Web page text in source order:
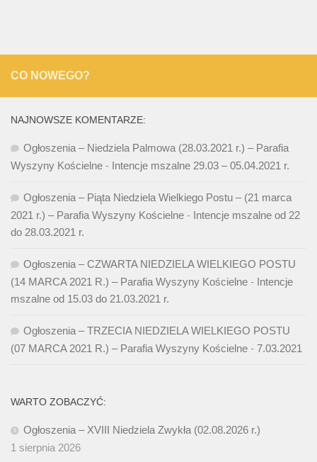
CO NOWEGO?
NAJNOWSZE KOMENTARZE:
Ogłoszenia – Niedziela Palmowa (28.03.2021 r.) – Parafia
Wyszyny Kościelne - Intencje mszalne 29.03 – 05.04.2021 r.
Ogłoszenia – Piąta Niedziela Wielkiego Postu – (21 marca
2021 r.) – Parafia Wyszyny Kościelne - Intencje mszalne od 22
do 28.03.2021 r.
Ogłoszenia – CZWARTA NIEDZIELA WIELKIEGO POSTU
(14 MARCA 2021 R.) – Parafia Wyszyny Kościelne - Intencje
mszalne od 15.03 do 21.03.2021 r.
Ogłoszenia – TRZECIA NIEDZIELA WIELKIEGO POSTU
(07 MARCA 2021 R.) – Parafia Wyszyny Kościelne - 7.03.2021
WARTO ZOBACZYĆ:
Ogłoszenia – XVIII Niedziela Zwykła (02.08.2026 r.)
1 sierpnia 2026